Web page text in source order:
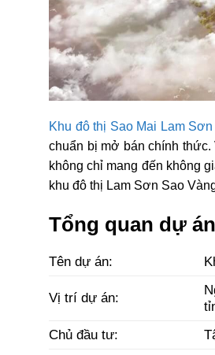
Khu đô thị Sao Mai Lam
chuẩn bị mở bán chính
không chỉ mang đến không
khu đô thị Lam Sơn Sao
Tổng quan dự
Tên dự án:
Vị trí dự án:
Chủ đầu tư: